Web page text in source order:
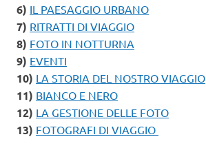
6) IL PAESAGGIO URBANO
7) RITRATTI DI VIAGGIO
8) FOTO IN NOTTURNA
9) EVENTI
10) LA STORIA DEL NOSTRO VIAGGIO
11) BIANCO E NERO
12) LA GESTIONE DELLE FOTO
13) FOTOGRAFI DI VIAGGIO